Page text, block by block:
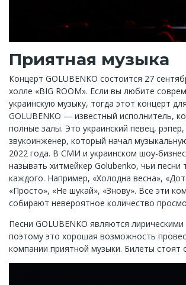
Приятная музыка
Концерт GOLUBENKO состоится 27
холле «BIG ROOM». Если вы любите
украинскую музыку, тогда этот концерт
GOLUBENKO — известный исполнитель,
полные залы. Это украинский певец,
звукоинженер, который начал
2022 года. В СМИ и украинском шоу-
называть хитмейкер Golubenko, чьи песни
каждого. Например, «Холодна весна»,
«Просто», «Не шукай», «Знову». Все эти
собирают невероятное количество
Песни GOLUBENKO являются
поэтому это хорошая возможность
компании приятной музыки. Билеты стоят